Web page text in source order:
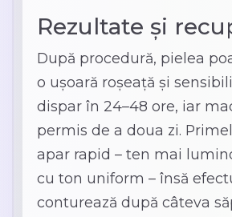
Rezultate și
După procedură, pielea
o ușoară roșeață și
dispar în 24–48 ore, iar
permis de a doua zi.
apar rapid – ten mai
cu ton uniform – însă
conturează după câteva